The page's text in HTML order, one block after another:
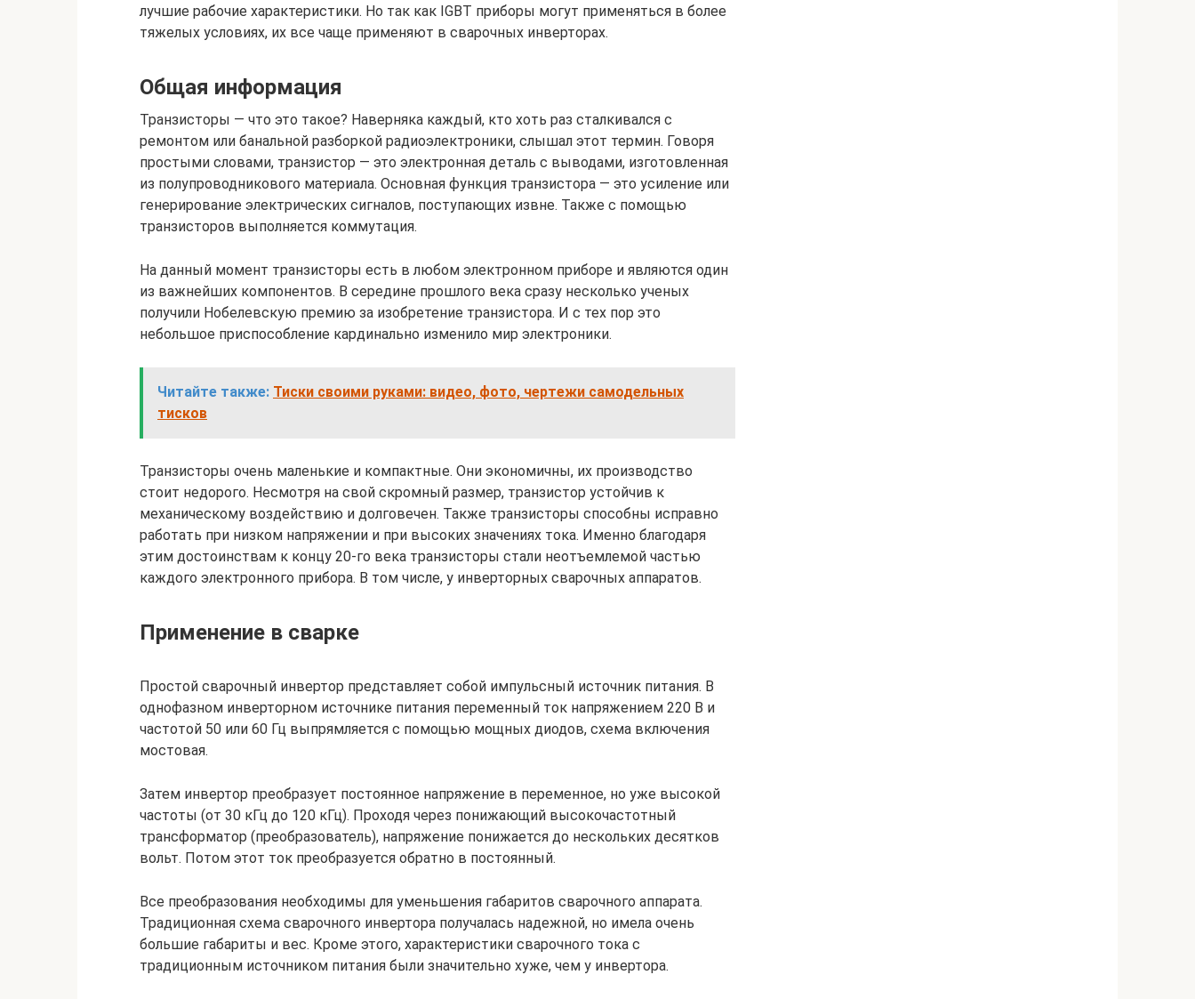
лучшие рабочие характеристики. Но так как IGBT приборы могут применяться в более
тяжелых условиях, их все чаще применяют в сварочных инверторах.
Общая информация
Транзисторы — что это такое? Наверняка каждый, кто хоть раз сталкивался с
ремонтом или банальной разборкой радиоэлектроники, слышал этот термин. Говоря
простыми словами, транзистор — это электронная деталь с выводами, изготовленная
из полупроводникового материала. Основная функция транзистора — это усиление или
генерирование электрических сигналов, поступающих извне. Также с помощью
транзисторов выполняется коммутация.
На данный момент транзисторы есть в любом электронном приборе и являются один
из важнейших компонентов. В середине прошлого века сразу несколько ученых
получили Нобелевскую премию за изобретение транзистора. И с тех пор это
небольшое приспособление кардинально изменило мир электроники.
Читайте также: Тиски своими руками: видео, фото, чертежи самодельных
тисков
Транзисторы очень маленькие и компактные. Они экономичны, их производство
стоит недорого. Несмотря на свой скромный размер, транзистор устойчив к
механическому воздействию и долговечен. Также транзисторы способны исправно
работать при низком напряжении и при высоких значениях тока. Именно благодаря
этим достоинствам к концу 20-го века транзисторы стали неотъемлемой частью
каждого электронного прибора. В том числе, у инверторных сварочных аппаратов.
Применение в сварке
Простой сварочный инвертор представляет собой импульсный источник питания. В
однофазном инверторном источнике питания переменный ток напряжением 220 В и
частотой 50 или 60 Гц выпрямляется с помощью мощных диодов, схема включения
мостовая.
Затем инвертор преобразует постоянное напряжение в переменное, но уже высокой
частоты (от 30 кГц до 120 кГц). Проходя через понижающий высокочастотный
трансформатор (преобразователь), напряжение понижается до нескольких десятков
вольт. Потом этот ток преобразуется обратно в постоянный.
Все преобразования необходимы для уменьшения габаритов сварочного аппарата.
Традиционная схема сварочного инвертора получалась надежной, но имела очень
большие габариты и вес. Кроме этого, характеристики сварочного тока с
традиционным источником питания были значительно хуже, чем у инвертора.